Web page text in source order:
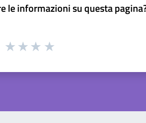
le informazioni su questa